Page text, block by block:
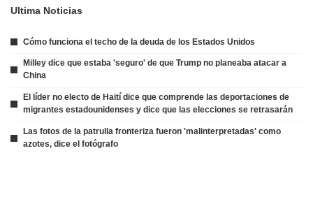
Ultima Noticias
Cómo funciona el techo de la deuda de los Estados Unidos
Milley dice que estaba 'seguro' de que Trump no planeaba atacar a
China
El líder no electo de Haití dice que comprende las deportaciones de
migrantes estadounidenses y dice que las elecciones se retrasarán
Las fotos de la patrulla fronteriza fueron 'malinterpretadas' como
azotes, dice el fotógrafo